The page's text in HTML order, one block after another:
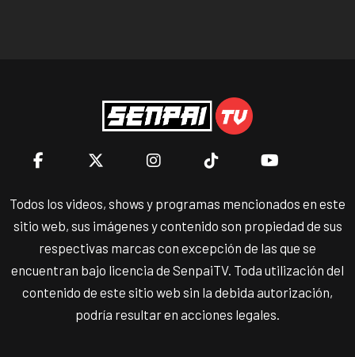
Todos los videos, shows y programas mencionados en este
sitio web, sus imágenes y contenido son propiedad de sus
respectivas marcas con excepción de las que se
encuentran bajo licencia de SenpaiTV. Toda utilización del
contenido de este sitio web sin la debida autorización,
podría resultar en acciones legales.